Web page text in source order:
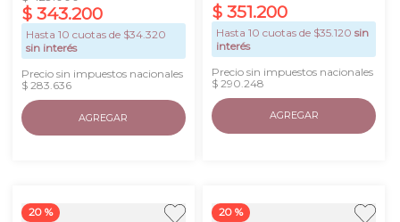
$ 343.200
Hasta 10 cuotas de $34.320
sin interés
Precio sin impuestos nacionales
$ 283.636
AGREGAR
$ 351.200
Hasta10 cuotas de $35.120 sin
interés
Precio sin impuestos nacionales
$ 290.248
AGREGAR
20 % 20 %